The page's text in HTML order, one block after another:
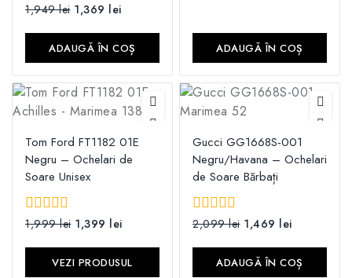
0
5
1,949lei 1,369 lei
ADAUGĂ ÎN COȘ ADAUGĂ ÎN COȘ
Tom Ford FT1182 01E
Negru – Ochelari de
Soare Unisex
0
5
1,999lei 1,399 lei
VEZI PRODUSUL
Gucci GG1668S-001
Negru/Havana – Ochelari
de Soare Bărbați
0
5
2,099lei 1,469 lei
ADAUGĂ ÎN COȘ